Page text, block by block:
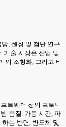
, 센싱 및 첨단 연구
기술 시장은 산업 및
의 소형화, 그리고 비
트웨어 정의 포토닉
품질, 가동 시간, 파
는 반면, 반도체 및